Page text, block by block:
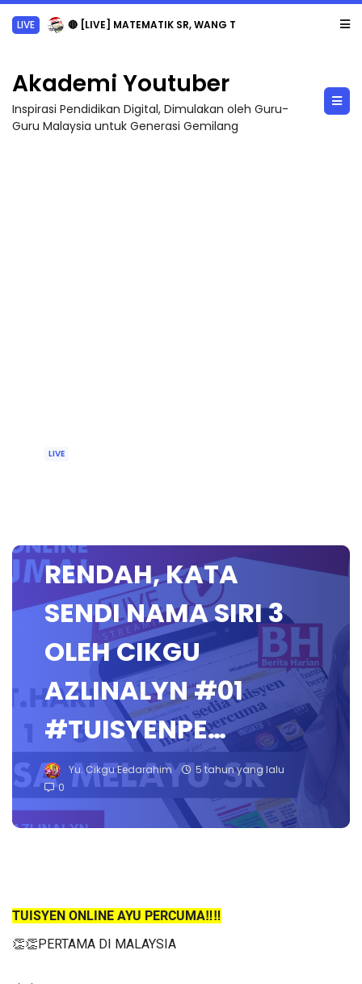
LIVE 🔴 [LIVE] MATEMATIK SR, WANG TAHUN 6 OLEH CIKGU ANITA #ALLINONE #141 #...
Akademi Youtuber
Inspirasi Pendidikan Digital, Dimulakan oleh Guru-
Guru Malaysia untuk Generasi Gemilang
LIVE
MELAYU SEKOLAH
RENDAH, KATA
SENDI NAMA SIRI 3
OLEH CIKGU
AZLINALYN #01
#TUISYENPE…
Yu. Cikgu Eedarahim
5 tahun yang lalu
0
TUISYEN ONLINE AYU PERCUMA‼️‼️
👏👏PERTAMA DI MALAYSIA